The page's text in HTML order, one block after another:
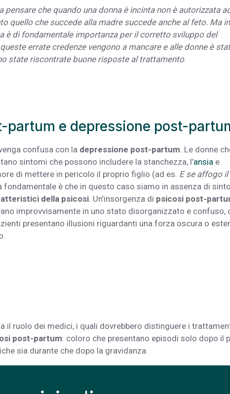
che quando una donna è incinta non è autorizzata
quello che succede alla madre succede anche al feto. Ma in
è di fondamentale importanza per il corretto sviluppo del
errate credenze vengono a mancare e alle donne è
state riscontrate buone risposte al trattamento.
e depressione post-
confusa con la depressione post-partum. Le donne
sintomi che possono includere la stanchezza, l’ansia e
di mettere in pericolo il proprio figlio (ad es. E se affogo il
fondamentale è che in questo caso siamo in assenza di
della psicosi. Un’insorgenza di psicosi post-
improvvisamente in uno stato disorganizzato e confuso,
presentano illusioni riguardanti una forza oscura o
il ruolo dei medici, i quali dovrebbero distinguere i
post-partum: coloro che presentano episodi solo dopo il
sia durante che dopo la gravidanza.